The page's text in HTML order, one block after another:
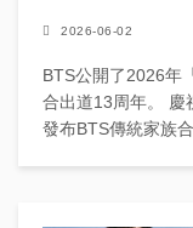
2026-06-02
BTS公開了2026年
合出道13周年。 慶祝活動由6月4日至13日舉行，6月4日率先
發布BTS傳統家族